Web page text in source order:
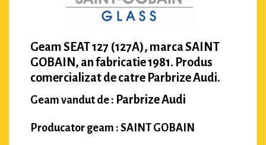
Geam SEAT 127 (127A), marca SAINT
GOBAIN, an fabricatie 1981. Produs
comercializat de catre Parbrize Audi.
Geam vandut de : Parbrize Audi
Producator geam : SAINT GOBAIN